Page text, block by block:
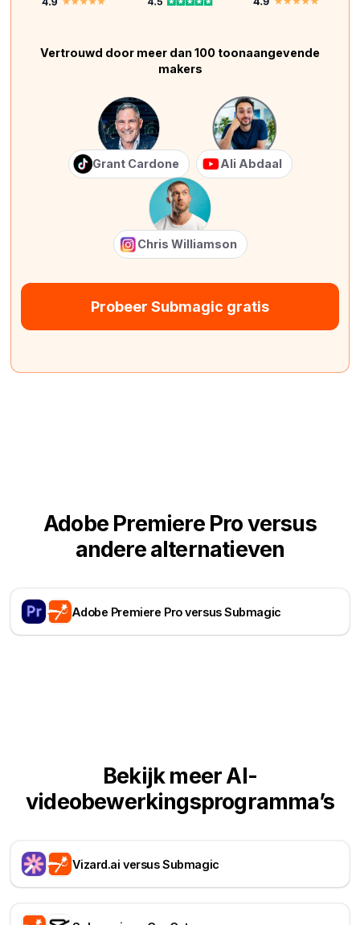
Vertrouwd door meer dan 100 toonaangevende
makers
Grant Cardone Ali Abdaal
Chris Williamson
Probeer Submagic gratis
Adobe Premiere Pro versus
andere alternatieven
Adobe Premiere Pro versus Submagic
Bekijk meer AI-
videobewerkingsprogramma’s
Vizard.ai versus Submagic